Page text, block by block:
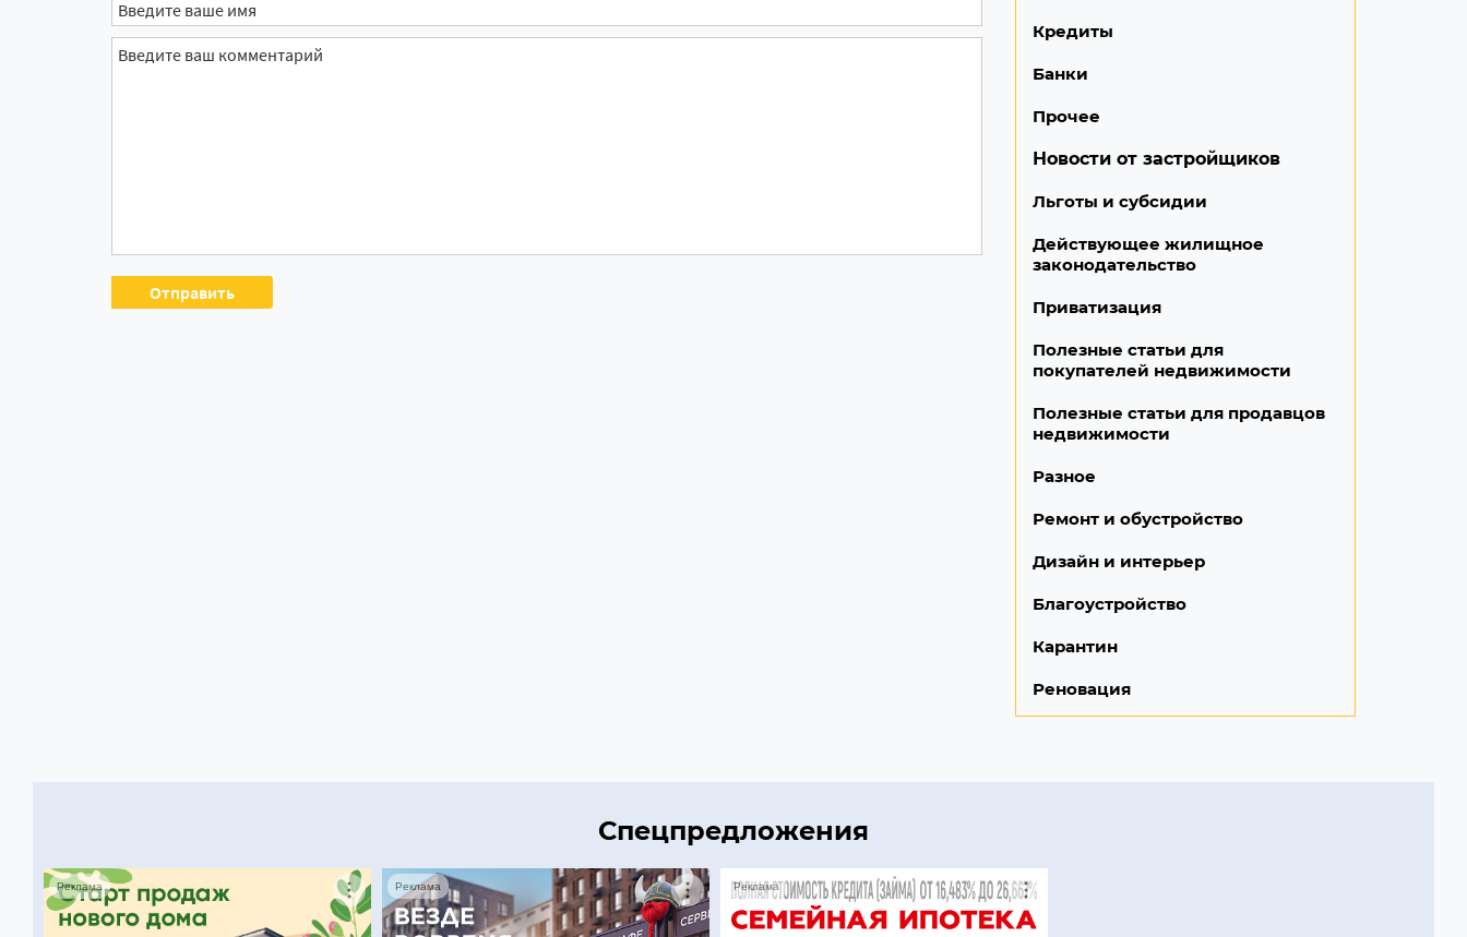
Кредиты
Банки
Прочее
Новости от застройщиков
Льготы и субсидии
Действующее жилищное
законодательство
Приватизация
Полезные статьи для
покупателей недвижимости
Полезные статьи для продавцов
недвижимости
Разное
Ремонт и обустройство
Дизайн и интерьер
Благоустройство
Карантин
Реновация
Спецпредложения
Реклама Реклама Реклама